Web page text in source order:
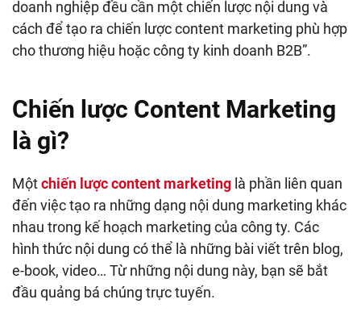
doanh nghiệp đều cần một chiến lược nội dung và
cách để tạo ra chiến lược content marketing phù hợp
cho thương hiệu hoặc công ty kinh doanh B2B”.
Chiến lược Content Marketing
là gì?
Mộtchiến lược content marketing là phần liên quan
đến việc tạo ra những dạng nội dung marketing khác
nhau trong kế hoạch marketing của công ty. Các
hình thức nội dung có thể là những bài viết trên blog,
e-book, video… Từ những nội dung này, bạn sẽ bắt
đầu quảng bá chúng trực tuyến.